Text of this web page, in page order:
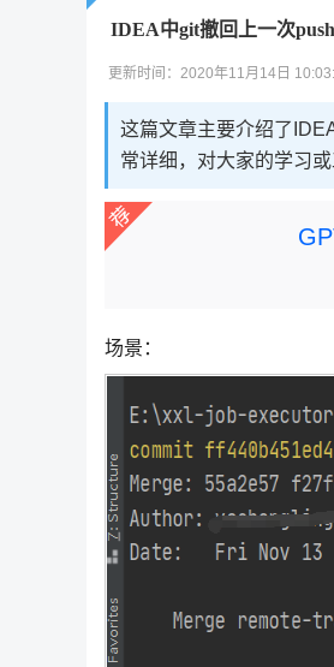
IDEA中git撤回上一次
更新时间：2020年11月14日
这篇文章主要介绍了
常详细，对大家的学习
场景：